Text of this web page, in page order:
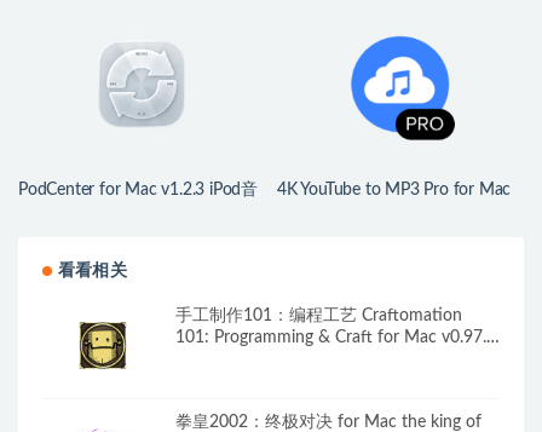
PodCenter for Mac v1.2.3 iPod音
4K YouTube to MP3 Pro for Mac
看看相关
手工制作101：编程工艺 Craftomation
101: Programming & Craft for Mac v0.97.3
拳皇2002：终极对决 for Mac the king of